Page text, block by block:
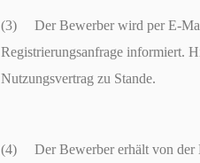
(3) Der Bewerber wird per E-
Registrierungsanfrage informiert.
Nutzungsvertrag zu Stande.
(4) Der Bewerber erhält von der